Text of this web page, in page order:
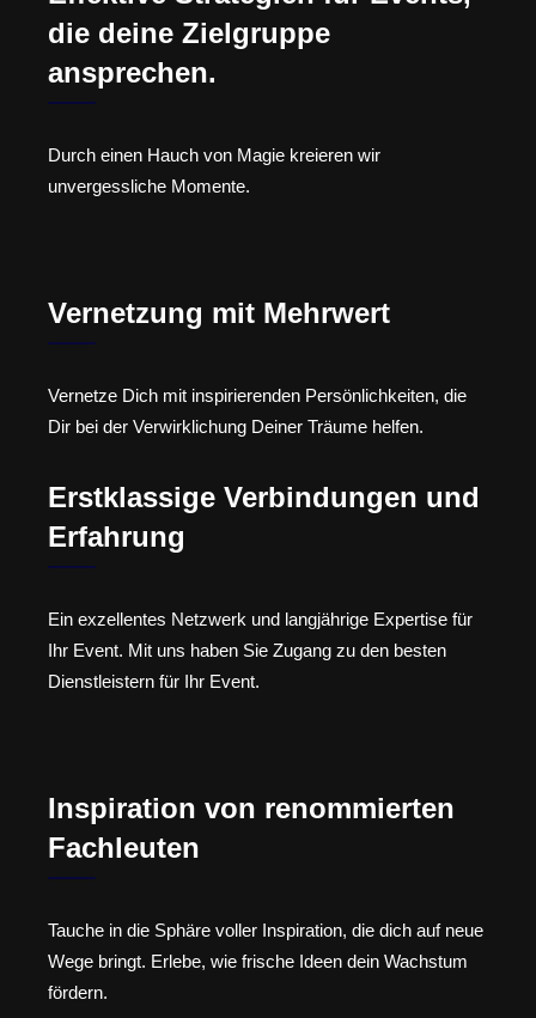
die deine Zielgruppe
ansprechen.
Durch einen Hauch von Magie kreieren wir
unvergessliche Momente.
Vernetzung mit Mehrwert
Vernetze Dich mit inspirierenden Persönlichkeiten, die
Dir bei der Verwirklichung Deiner Träume helfen.
Erstklassige Verbindungen und
Erfahrung
Ein exzellentes Netzwerk und langjährige Expertise für
Ihr Event. Mit uns haben Sie Zugang zu den besten
Dienstleistern für Ihr Event.
Inspiration von renommierten
Fachleuten
Tauche in die Sphäre voller Inspiration, die dich auf neue
Wege bringt. Erlebe, wie frische Ideen dein Wachstum
fördern.